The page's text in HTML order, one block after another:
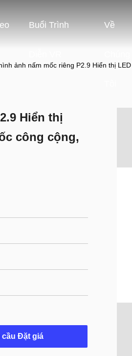
Buổi Trình Về
ảnh nấm mốc riêng P2.9 Hiển thị
Hiển thị
công cộng,
cầu Đặt giá